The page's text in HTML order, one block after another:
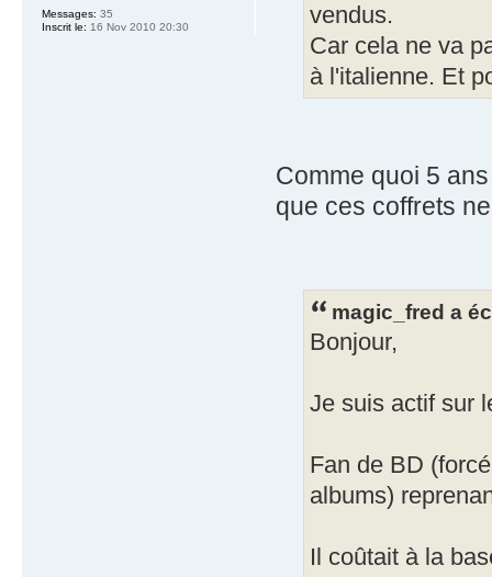
vendus.
Car cela ne va
à l'italienne. Et
Comme quoi 5
que ces coffrets
magic_fred a
Bonjour,
Je suis actif sur
Fan de BD
albums)
Il coûtait à la
Messages: 35
Inscrit le: 16 Nov 2010 20:30